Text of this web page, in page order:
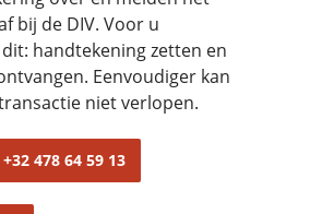
bij de DIV. Voor u
handtekening zetten en
Eenvoudiger kan
niet verlopen.
478 64 59 13